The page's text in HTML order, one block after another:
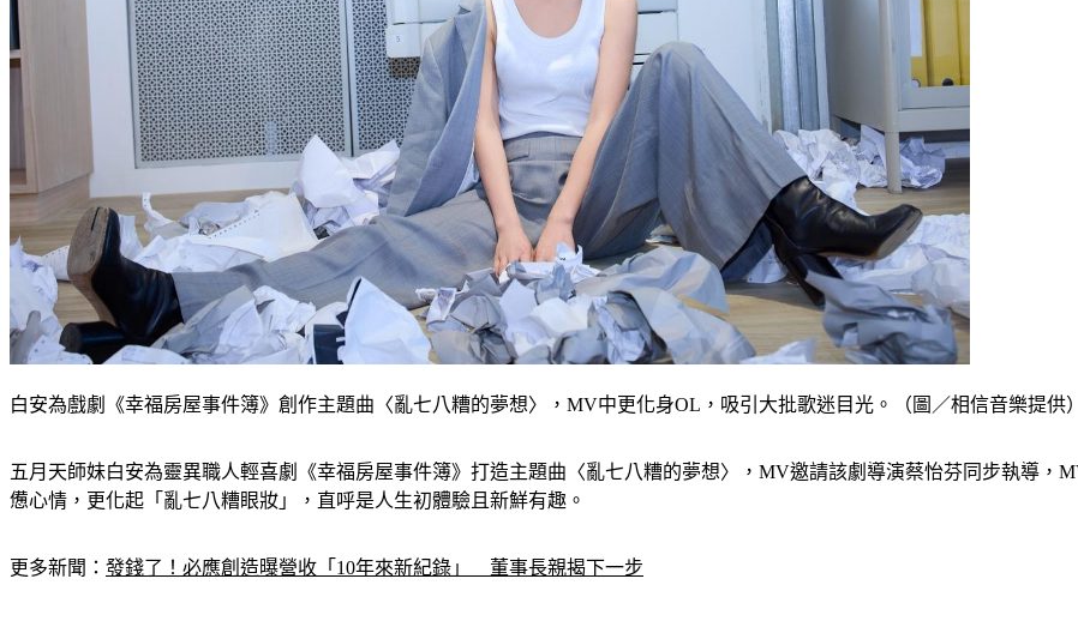
白安為戲劇《幸福房屋事件簿》創作主題曲〈亂七八糟的夢想〉，MV中更化身OL，吸引大批歌迷目光。（圖／相信音樂提供）
五月天師妹白安為靈異職人輕喜劇《幸福房屋事件簿》打造主題曲〈亂七八糟的夢想〉，MV邀請該劇導演蔡怡芬同步執導，
憊心情，更化起「亂七八糟眼妝」，直呼是人生初體驗且新鮮有趣。
更多新聞： 發錢了！必應創造曝營收「10年來新紀錄」　董事長親揭下一步